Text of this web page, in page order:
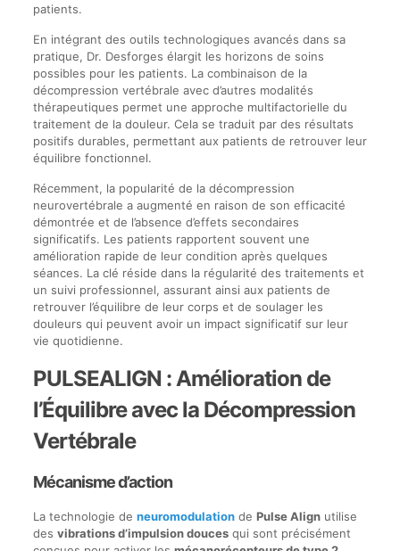
patients.
En intégrant des outils technologiques avancés dans sa
pratique, Dr. Desforges élargit les horizons de soins
possibles pour les patients. La combinaison de la
décompression vertébrale avec d’autres modalités
thérapeutiques permet une approche multifactorielle du
traitement de la douleur. Cela se traduit par des résultats
positifs durables, permettant aux patients de retrouver leur
équilibre fonctionnel.
Récemment, la popularité de la décompression
neurovertébrale a augmenté en raison de son efficacité
démontrée et de l’absence d’effets secondaires
significatifs. Les patients rapportent souvent une
amélioration rapide de leur condition après quelques
séances. La clé réside dans la régularité des traitements et
un suivi professionnel, assurant ainsi aux patients de
retrouver l’équilibre de leur corps et de soulager les
douleurs qui peuvent avoir un impact significatif sur leur
vie quotidienne.
PULSEALIGN : Amélioration de
l’Équilibre avec la Décompression
Vertébrale
Mécanisme d’action
La technologie de neuromodulationde Pulse Alignutilise
des vibrations d’impulsion doucesqui sont précisément